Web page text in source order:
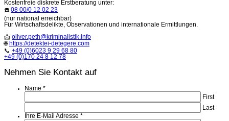
Kostenfreie diskrete Erstberatung unter:
☎️ 08 00/0 12 02 23
(nur national erreichbar)
Für Wirtschaftsdelikte, Observationen und internationale Ermittlungen.
📩 oliver.peth@kriminalistik.info
🌐 https://detektei-detegere.com
📞 +49 (0)6023 9 29 68 80
+49 (0)170 24 8 12 78
Nehmen Sie Kontakt auf
Name *
First
Last
Ihre E-Mail Adresse *